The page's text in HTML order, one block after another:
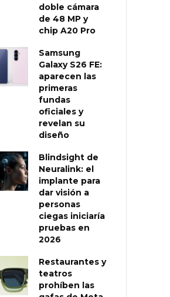
doble cámara
de 48 MP y
chip A20 Pro
Samsung
Galaxy S26 FE:
aparecen las
primeras
fundas
oficiales y
revelan su
diseño
Blindsight de
Neuralink: el
implante para
dar visión a
personas
ciegas iniciaría
pruebas en
2026
Restaurantes y
teatros
prohíben las